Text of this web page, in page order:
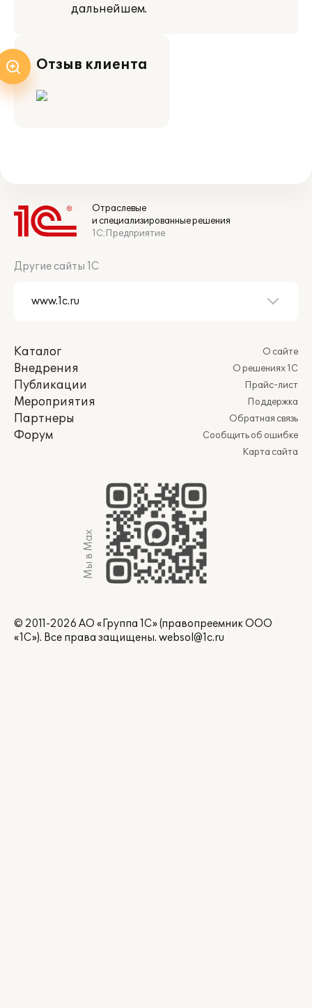
дальнейшем.
Отзыв клиента
Отраслевые
и специализированные решения
1С:Предприятие
Другие сайты 1С
Каталог
Внедрения
Публикации
Мероприятия
Партнеры
Форум
О сайте
О решениях 1С
Прайс-лист
Поддержка
Обратная связь
Сообщить об ошибке
Карта сайта
Мы в Max
© 2011-2026 АО «Группа 1С» (правопреемник ООО
«1С»). Все права защищены. websol@1c.ru